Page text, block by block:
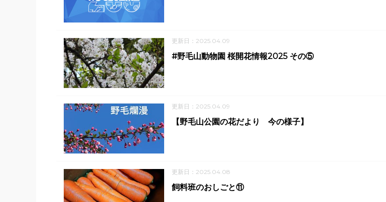
更新日：2025.04.09
#野毛山動物園 桜開花情報2025 その⑤
更新日：2025.04.09
【野毛山公園の花だより 今の様子】
更新日：2025.04.08
飼料班のおしごと⑪